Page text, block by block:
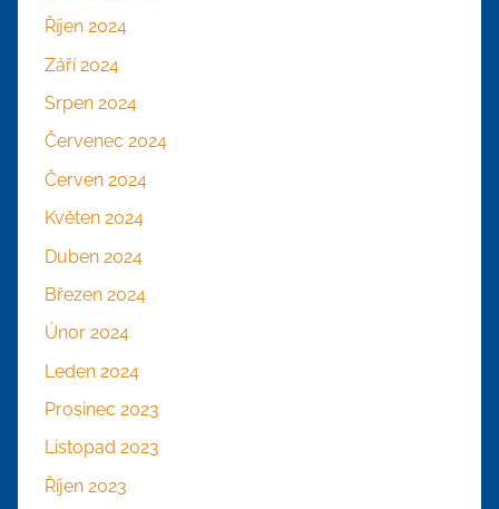
Říjen 2024
Září 2024
Srpen 2024
Červenec 2024
Červen 2024
Květen 2024
Duben 2024
Březen 2024
Únor 2024
Leden 2024
Prosinec 2023
Listopad 2023
Říjen 2023